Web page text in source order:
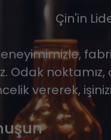
Çin'in
deneyimimizle,
Odak
vererek,